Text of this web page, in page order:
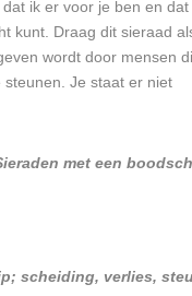
ik er voor je ben en dat
kunt. Draag dit sieraad
wordt door mensen
Je staat er niet
met een
scheiding, verlies,